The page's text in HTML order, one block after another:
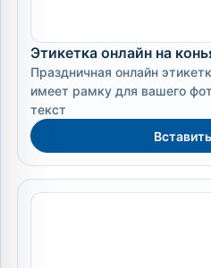
Этикетка онлайн на
Праздничная онлайн
имеет рамку для вашего
текст